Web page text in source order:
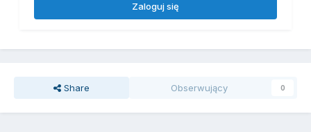
Zaloguj się
Share Obserwujący 0